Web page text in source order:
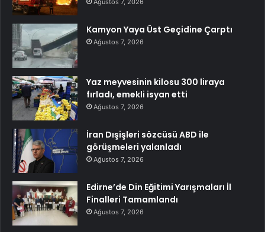
Ağustos 7, 2026
Kamyon Yaya Üst Geçidine Çarptı
Ağustos 7, 2026
Yaz meyvesinin kilosu 300 liraya
fırladı, emekli isyan etti
Ağustos 7, 2026
İran Dışişleri sözcüsü ABD ile
görüşmeleri yalanladı
Ağustos 7, 2026
Edirne’de Din Eğitimi Yarışmaları İl
Finalleri Tamamlandı
Ağustos 7, 2026